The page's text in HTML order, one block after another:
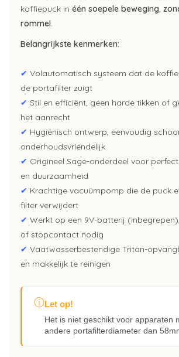
koffiepuck in één soepele beweging,
rommel.
Belangrijkste kenmerken:
✔ Volautomatisch systeem dat de
de portafilter zuigt
✔ Stil en efficiënt, geen harde tikken of
het aanrecht
✔ Hygiënisch ontwerp, eenvoudig
onderhoudsvriendelijk
✔ Origineel Sage-onderdeel voor
en duurzaamheid
✔ Krachtige vacuümpomp die de puck
filter verwijdert
✔ Werkt op een 9V-batterij
of stopcontact nodig
✔ Vaatwasserbestendige Tritan-
en makkelijk te reinigen
ⓘLet op!
Het is niet geschikt voor apparaten
andere portafilterdiameter dan